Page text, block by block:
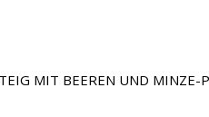
MIT BEEREN UND MINZE-